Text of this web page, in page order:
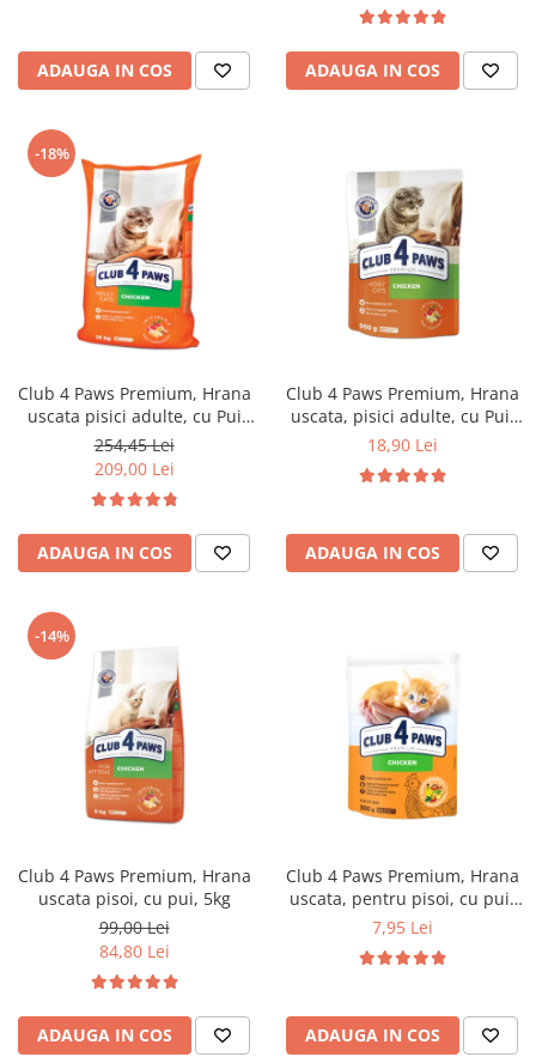
ADAUGA IN COS ADAUGA IN COS
-18%
Club 4 Paws Premium, Hrana
uscata pisici adulte, cu Pui
14kg
254,45 Lei
209,00 Lei
ADAUGA IN COS
Club 4 Paws Premium, Hrana
uscata, pisici adulte, cu Pui,
900g
18,90 Lei
ADAUGA IN COS
-14%
Club 4 Paws Premium, Hrana
uscata pisoi, cu pui, 5kg
99,00 Lei
84,80 Lei
ADAUGA IN COS
Club 4 Paws Premium, Hrana
uscata, pentru pisoi, cu pui,
300g
7,95 Lei
ADAUGA IN COS